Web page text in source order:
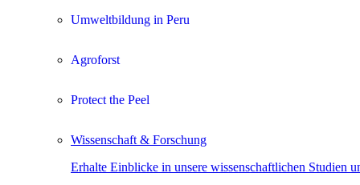
Umweltbildung in Peru
Agroforst
Protect the Peel
Wissenschaft & Forschung
Erhalte Einblicke in unsere wissenschaftlichen Studien